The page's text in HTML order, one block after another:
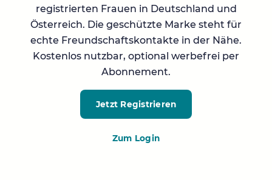
registrierten Frauen in Deutschland und
Österreich. Die geschützte Marke steht für
echte Freundschaftskontakte in der Nähe.
Kostenlos nutzbar, optional werbefrei per
Abonnement.
Jetzt Registrieren
Zum Login